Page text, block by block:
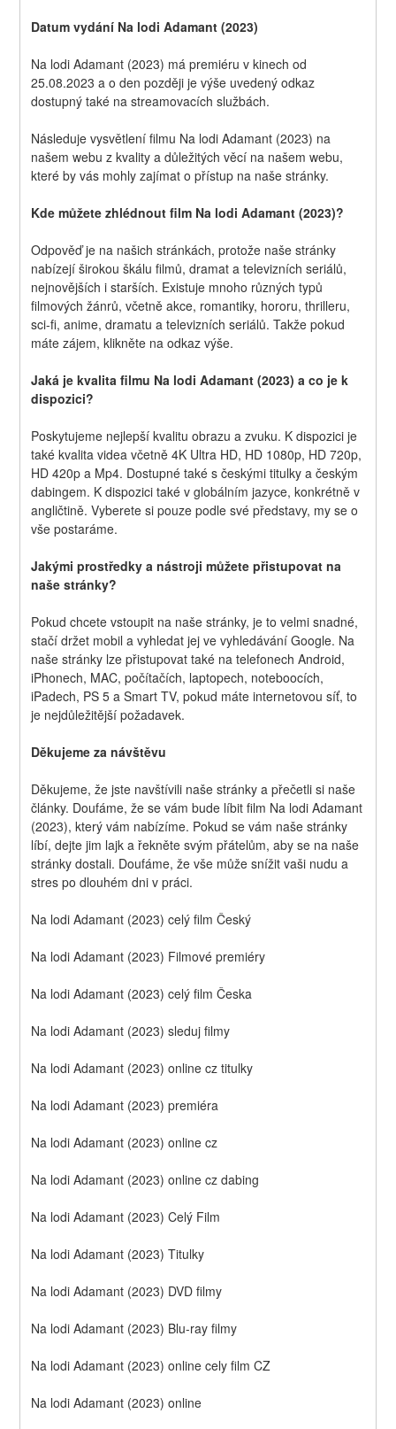
Datum vydání Na lodi Adamant (2023)
Na lodi Adamant (2023) má premiéru v kinech od
25.08.2023 a o den později je výše uvedený odkaz
dostupný také na streamovacích službách.
Následuje vysvětlení filmu Na lodi Adamant (2023) na
našem webu z kvality a důležitých věcí na našem webu,
které by vás mohly zajímat o přístup na naše stránky.
Kde můžete zhlédnout film Na lodi Adamant (2023)?
Odpověď je na našich stránkách, protože naše stránky
nabízejí širokou škálu filmů, dramat a televizních seriálů,
nejnovějších i starších. Existuje mnoho různých typů
filmových žánrů, včetně akce, romantiky, hororu, thrilleru,
sci-fi, anime, dramatu a televizních seriálů. Takže pokud
máte zájem, klikněte na odkaz výše.
Jaká je kvalita filmu Na lodi Adamant (2023) a co je k
dispozici?
Poskytujeme nejlepší kvalitu obrazu a zvuku. K dispozici je
také kvalita videa včetně 4K Ultra HD, HD 1080p, HD 720p,
HD 420p a Mp4. Dostupné také s českými titulky a českým
dabingem. K dispozici také v globálním jazyce, konkrétně v
angličtině. Vyberete si pouze podle své představy, my se o
vše postaráme.
Jakými prostředky a nástroji můžete přistupovat na
naše stránky?
Pokud chcete vstoupit na naše stránky, je to velmi snadné,
stačí držet mobil a vyhledat jej ve vyhledávání Google. Na
naše stránky lze přistupovat také na telefonech Android,
iPhonech, MAC, počítačích, laptopech, noteboocích,
iPadech, PS 5 a Smart TV, pokud máte internetovou síť, to
je nejdůležitější požadavek.
Děkujeme za návštěvu
Děkujeme, že jste navštívili naše stránky a přečetli si naše
články. Doufáme, že se vám bude líbit film Na lodi Adamant
(2023), který vám nabízíme. Pokud se vám naše stránky
líbí, dejte jim lajk a řekněte svým přátelům, aby se na naše
stránky dostali. Doufáme, že vše může snížit vaši nudu a
stres po dlouhém dni v práci.
Na lodi Adamant (2023) celý film Český
Na lodi Adamant (2023) Filmové premiéry
Na lodi Adamant (2023) celý film Česka
Na lodi Adamant (2023) sleduj filmy
Na lodi Adamant (2023) online cz titulky
Na lodi Adamant (2023) premiéra
Na lodi Adamant (2023) online cz
Na lodi Adamant (2023) online cz dabing
Na lodi Adamant (2023) Celý Film
Na lodi Adamant (2023) Titulky
Na lodi Adamant (2023) DVD filmy
Na lodi Adamant (2023) Blu-ray filmy
Na lodi Adamant (2023) online cely film CZ
Na lodi Adamant (2023) online